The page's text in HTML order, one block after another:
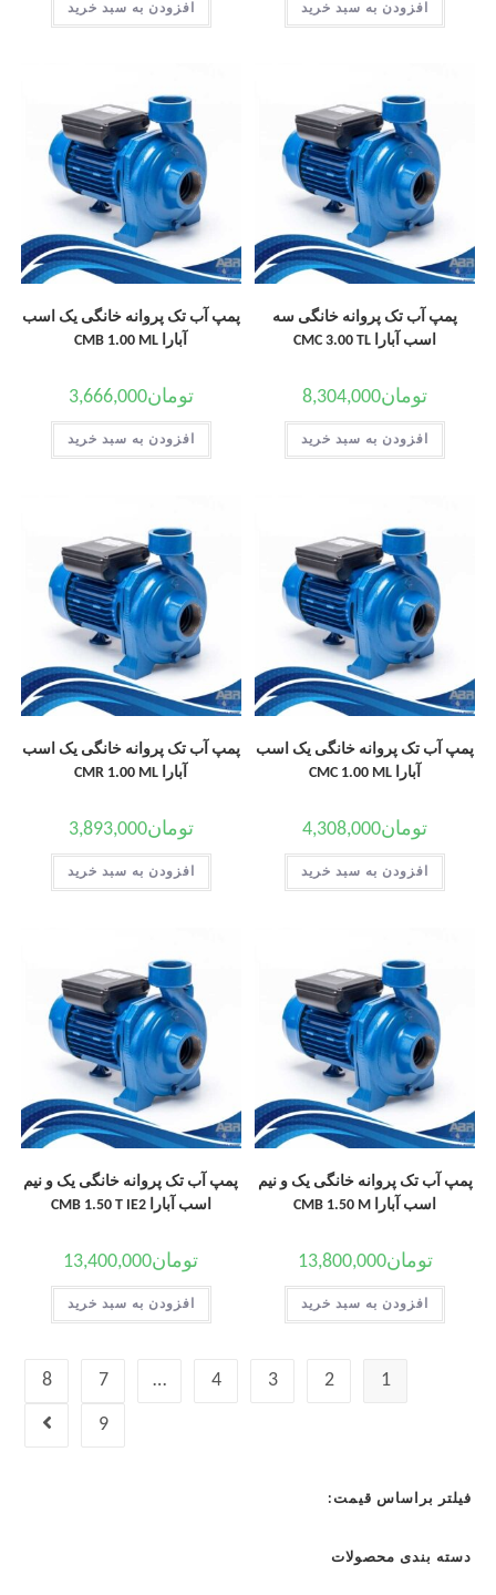
افزودن به سبد خرید افزودن به سبد خرید
پمپ آب تک پروانه خانگی سه
اسب آبارا CMC 3.00 TL
تومان8,304,000
افزودن به سبد خرید
پمپ آب تک پروانه خانگی یک اسب
آبارا CMB 1.00 ML
تومان3,666,000
افزودن به سبد خرید
پمپ آب تک پروانه خانگی یک اسب
آبارا CMC 1.00 ML
تومان4,308,000
افزودن به سبد خرید
پمپ آب تک پروانه خانگی یک اسب
آبارا CMR 1.00 ML
تومان3,893,000
افزودن به سبد خرید
پمپ آب تک پروانه خانگی یک و نیم
اسب آبارا CMB 1.50 M
تومان13,800,000
افزودن به سبد خرید
پمپ آب تک پروانه خانگی یک و نیم
اسب آبارا CMB 1.50 T IE2
تومان13,400,000
افزودن به سبد خرید
1
2
3
4
…
7
8
9
فیلتر براساس قیمت:
دسته بندی محصولات